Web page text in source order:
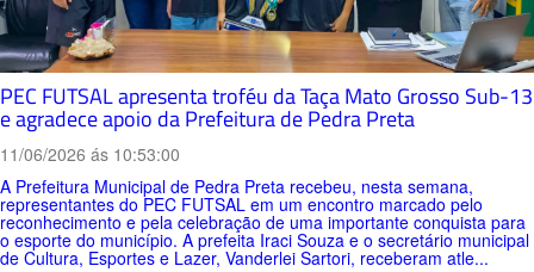
PEC FUTSAL apresenta troféu da Taça Mato Grosso Sub-13
e agradece apoio da Prefeitura de Pedra Preta
11/06/2026 ás 10:53:00
A Prefeitura Municipal de Pedra Preta recebeu, nesta semana,
representantes do PEC FUTSAL em um encontro marcado pelo
reconhecimento e pela celebração de uma importante conquista para
o esporte do município. A prefeita Iraci Souza e o secretário municipal
de Cultura, Esportes e Lazer, Vanderlei Sartori, receberam atle...